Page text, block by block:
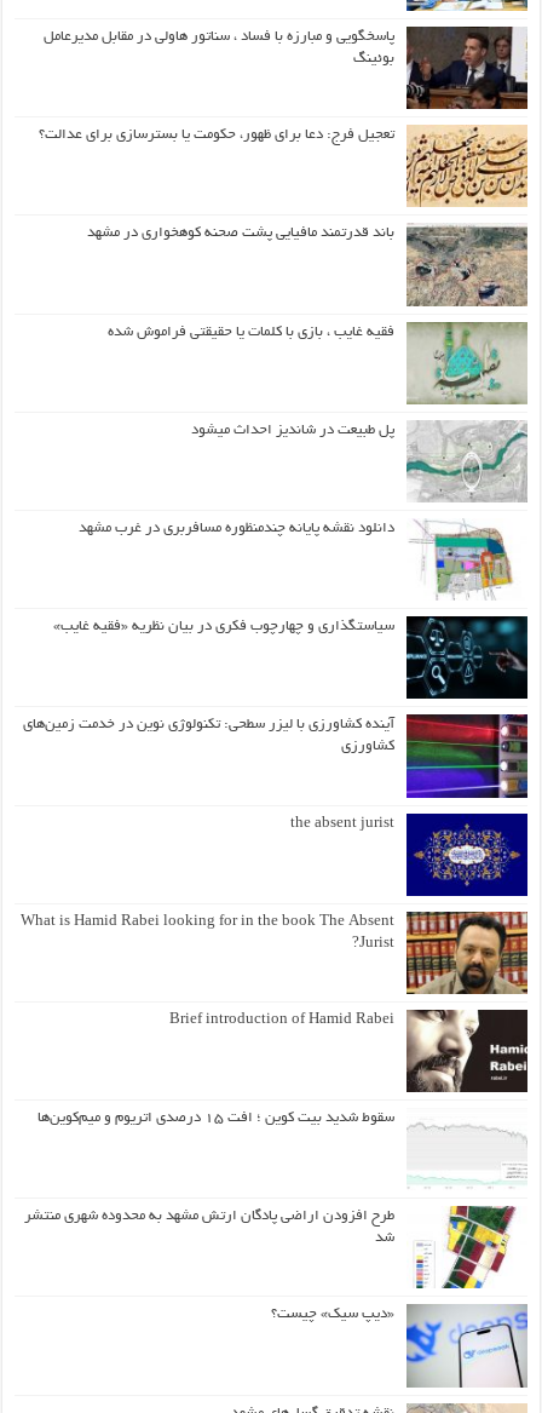
پاسخگویی و مبارزه با فساد ، سناتور هاولی در مقابل مدیرعامل
بوئینگ
تعجیل فرج: دعا برای ظهور، حکومت یا بسترسازی برای عدالت؟
باند قدرتمند مافیایی پشت صحنه کوهخواری در مشهد
فقیه غایب ، بازی با کلمات یا حقیقتی فراموش شده
پل طبیعت در شاندیز احداث میشود
دانلود نقشه پایانه چندمنظوره مسافربری در غرب مشهد
سیاستگذاری و چهارچوب فکری در بیان نظریه «فقیه غایب»
آینده کشاورزی با لیزر سطحی: تکنولوژی نوین در خدمت زمین‌های
کشاورزی
the absent jurist
What is Hamid Rabei looking for in the book The Absent
Jurist?
Brief introduction of Hamid Rabei
سقوط شدید بیت کوین ؛ افت ۱۵ درصدی اتریوم و میم‌کوین‌ها
طرح افزودن اراضی پادگان ارتش مشهد به محدوده شهری منتشر
شد
«دیپ سیک» چیست؟